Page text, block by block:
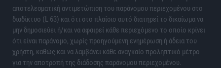
αποτελεσματική αντιμετώπιση του παράνομου περιεχομένου στο
διαδίκτυο (L 63) και ότι στο πλαίσιο αυτό διατηρεί το δικαίωμα να
μην δημοσιεύει ή/και να αφαιρεί κάθε περιεχόμενο το οποίο κρίνει
ότι είναι παράνομο, χωρίς προηγούμενη ενημέρωση ή άδεια του
χρήστη, καθώς και να λαμβάνει κάθε αναγκαίο προληπτικό μέτρο
για την αποτροπή της διάδοσης παράνομου περιεχομένου.